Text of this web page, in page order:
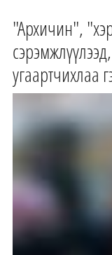
"Архичин",
угаартчихлаа